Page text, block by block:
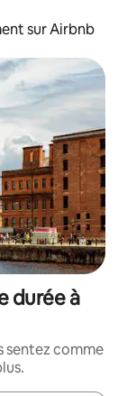
sur Airbnb
durée à
sentez comme